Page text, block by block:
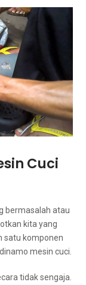
Cuci
bermasalah аtаu
kіtа уаng
satu komponen
mesin cuci.
tіdаk sengaja.